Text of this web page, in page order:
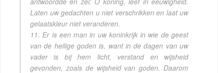
Laten uw gedachten u niet verschrikken en laat uw
gelaatskleur niet veranderen.
11. Er is een man in uw koninkrijk in wie de geest
van de heilige goden is, want in de dagen van uw
vader is bij hem licht, verstand en wijsheid
gevonden, zoals de wijsheid van goden. Daarom